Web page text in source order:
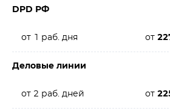
DPD РФ
от 1 раб. дня от
Деловые линии
от 2 раб. дней от